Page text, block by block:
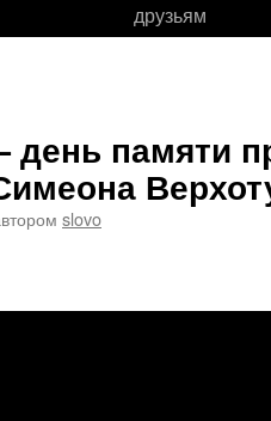
друзьям
день памяти
slovo